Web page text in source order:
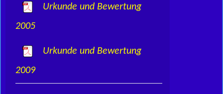
Urkunde und Bewertung
2005
Urkunde und Bewertung
2009